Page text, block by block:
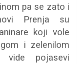
pa se zato i
Prenja su
koji vole
i zelenilom
pojasevi